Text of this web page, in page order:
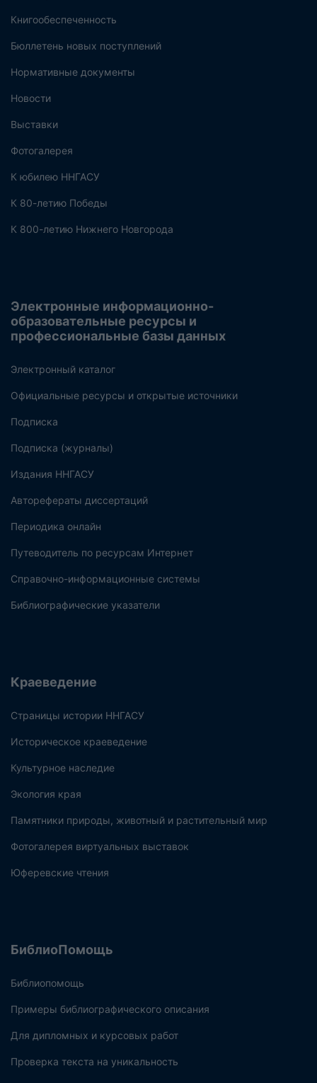
Книгообеспеченность
Бюллетень новых поступлений
Нормативные документы
Новости
Выставки
Фотогалерея
К юбилею ННГАСУ
К 80-летию Победы
К 800-летию Нижнего Новгорода
Электронные информационно-
образовательные ресурсы и
профессиональные базы данных
Электронный каталог
Официальные ресурсы и открытые источники
Подписка
Подписка (журналы)
Издания ННГАСУ
Авторефераты диссертаций
Периодика онлайн
Путеводитель по ресурсам Интернет
Справочно-информационные системы
Библиографические указатели
Краеведение
Страницы истории ННГАСУ
Историческое краеведение
Культурное наследие
Экология края
Памятники природы, животный и растительный мир
Фотогалерея виртуальных выставок
Юферевские чтения
БиблиоПомощь
Библиопомощь
Примеры библиографического описания
Для дипломных и курсовых работ
Проверка текста на уникальность